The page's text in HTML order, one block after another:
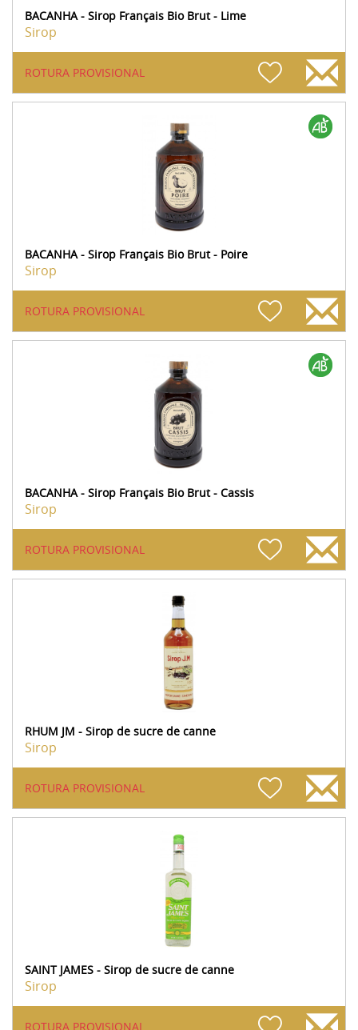
BACANHA - Sirop Français Bio Brut - Lime
Sirop
ROTURA PROVISIONAL
BACANHA - Sirop Français Bio Brut - Poire
Sirop
ROTURA PROVISIONAL
BACANHA - Sirop Français Bio Brut - Cassis
Sirop
ROTURA PROVISIONAL
RHUM JM - Sirop de sucre de canne
Sirop
ROTURA PROVISIONAL
SAINT JAMES - Sirop de sucre de canne
Sirop
ROTURA PROVISIONAL